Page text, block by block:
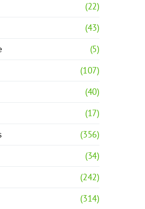
(22)
(43)
(5)
(107)
(40)
(17)
(356)
(34)
(242)
(314)